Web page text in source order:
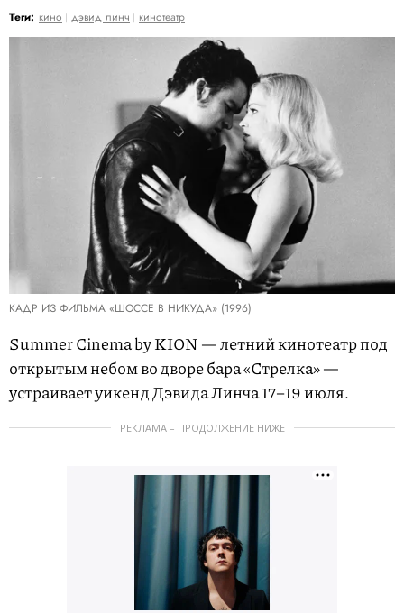
Теги: кино дэвид линч кинотеатр
КАДР ИЗ ФИЛЬМА «ШОССЕ В НИКУДА» (1996)
Summer Cinema by KION — летний кинотеатр под
открытым небом во дворе бара «Стрелка» —
устраивает уикенд Дэвида Линча 17–19 июля.
РЕКЛАМА – ПРОДОЛЖЕНИЕ НИЖЕ